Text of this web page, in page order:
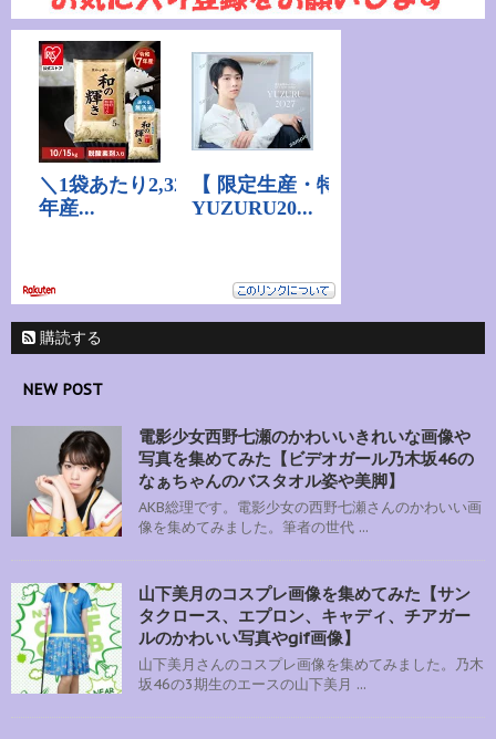
購読する
NEW POST
電影少女西野七瀬のかわいいきれいな画像や
写真を集めてみた【ビデオガール乃木坂46の
なぁちゃんのバスタオル姿や美脚】
AKB総理です。電影少女の西野七瀬さんのかわいい画
像を集めてみました。筆者の世代 ...
山下美月のコスプレ画像を集めてみた【サン
タクロース、エプロン、キャディ、チアガー
ルのかわいい写真やgif画像】
山下美月さんのコスプレ画像を集めてみました。乃木
坂46の3期生のエースの山下美月 ...